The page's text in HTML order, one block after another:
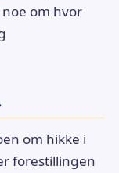
om hvor
om hikke i
forestillingen